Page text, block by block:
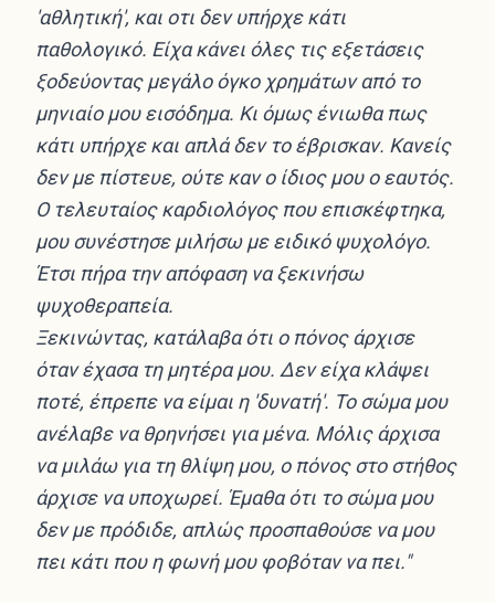
'αθλητική', και οτι δεν υπήρχε κάτι
παθολογικό. Είχα κάνει όλες τις εξετάσεις
ξοδεύοντας μεγάλο όγκο χρημάτων από το
μηνιαίο μου εισόδημα. Κι όμως ένιωθα πως
κάτι υπήρχε και απλά δεν το έβρισκαν. Κανείς
δεν με πίστευε, ούτε καν ο ίδιος μου ο εαυτός.
Ο τελευταίος καρδιολόγος που επισκέφτηκα,
μου συνέστησε μιλήσω με ειδικό ψυχολόγο.
Έτσι πήρα την απόφαση να ξεκινήσω
ψυχοθεραπεία.
Ξεκινώντας, κατάλαβα ότι ο πόνος άρχισε
όταν έχασα τη μητέρα μου. Δεν είχα κλάψει
ποτέ, έπρεπε να είμαι η 'δυνατή'. Το σώμα μου
ανέλαβε να θρηνήσει για μένα. Μόλις άρχισα
να μιλάω για τη θλίψη μου, ο πόνος στο στήθος
άρχισε να υποχωρεί. Έμαθα ότι το σώμα μου
δεν με πρόδιδε, απλώς προσπαθούσε να μου
πει κάτι που η φωνή μου φοβόταν να πει."